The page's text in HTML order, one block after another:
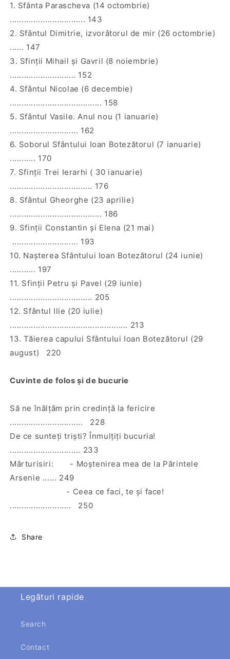
1. Sfânta Parascheva (14 octombrie)
................................ 143
2. Sfântul Dimitrie, izvorâtorul de mir (26 octombrie)
...... 147
3. Sfinţii Mihail şi Gavril (8 noiembrie)
............................ 152
4. Sfântul Nicolae (6 decembie)
....................................... 158
5. Sfântul Vasile. Anul nou (1 ianuarie)
............................. 162
6. Soborul Sfântului Ioan Botezătorul (7 ianuarie)
........... 170
7. Sfinţii Trei Ierarhi ( 30 ianuarie)
................................... 176
8. Sfântul Gheorghe (23 aprilie)
....................................... 186
9. Sfinţii Constantin şi Elena (21 mai)
............................ 193
10. Naşterea Sfântului Ioan Botezătorul (24 iunie)
........... 197
11. Sfinţii Petru şi Pavel (29 iunie)
................................... 205
12. Sfântul Ilie (20 iulie)
.................................................. 213
13. Tăierea capului Sfântului Ioan Botezătorul (29
august) 220
Cuvinte de folos şi de bucurie
Să ne înălţăm prin credinţă la fericire
............................... 228
De ce sunteţi trişti? Înmulţiţi bucuria!
.............................. 233
Mărturisiri: - Moştenirea mea de la Părintele
Arsenie ...... 249
- Ceea ce faci, te şi face!
.......................... 250
Share
Legături rapide
Search
Contact